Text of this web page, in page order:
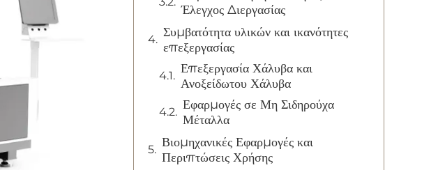
Έλεγχος Διεργασίας
Συμβατότητα υλικών και ικανότητες
επεξεργασίας
Επεξεργασία Χάλυβα και
Ανοξείδωτου Χάλυβα
Εφαρμογές σε Μη Σιδηρούχα
Μέταλλα
Βιομηχανικές Εφαρμογές και
Περιπτώσεις Χρήσης